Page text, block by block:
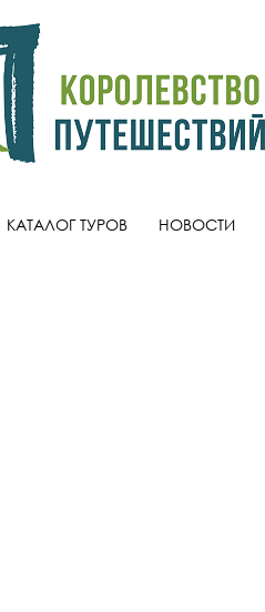
КАТАЛОГ ТУРОВ НОВОСТИ